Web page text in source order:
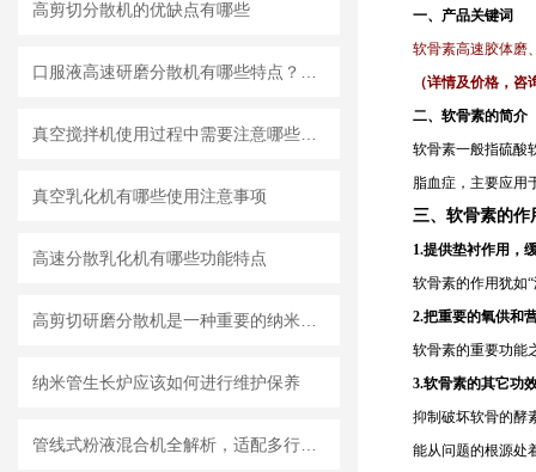
高剪切分散机的优缺点有哪些
真空乳化机有哪些使用注意事项
高速分散乳化机有哪些功能特点
纳米管生长炉应该如何进行维护保养
一、产品关键词
软骨素高速胶体磨
（详情及价格，
二、软骨素的简介
软骨素一般指硫酸
脂血症，主要应用
三、软骨素的作
1.提供垫衬作用，
软骨素的作用犹如
2.把重要的氧供和
软骨素的重要功能
3.软骨素的其它功
抑制破坏软骨的酵
能从问题的根源处